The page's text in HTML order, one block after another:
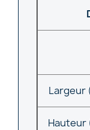
Largeur
Hauteur